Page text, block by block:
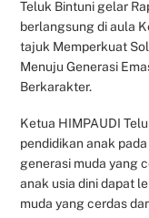
Teluk Bintuni gelar
berlangsung di aula
tajuk Memperkuat
Menuju Generasi
Berkarakter.
Ketua HIMPAUDI
pendidikan anak
generasi muda yang
anak usia dini dapat
muda yang cerdas